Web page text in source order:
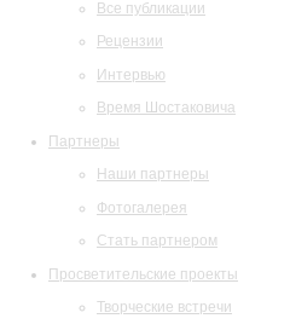
Все публикации
Рецензии
Интервью
Время Шостаковича
Партнеры
Наши партнеры
Фотогалерея
Стать партнером
Просветительские проекты
Творческие встречи